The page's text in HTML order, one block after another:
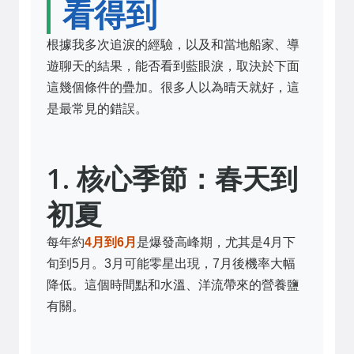
看得到
根據我多次追淚的經驗，以及和當地船家、導
遊聊天的結果，能否看到藍眼淚，取決於下面
這幾個條件的疊加。很多人以為晴天就好，這
是最常見的錯誤。
1. 核心季節：春天到
初夏
每年約4月到6月 是爆發高峰期，尤其是4月下
旬到5月。3月可能零星出現，7月後機率大幅
降低。這個時間點和水溫、洋流帶來的營養鹽
有關。